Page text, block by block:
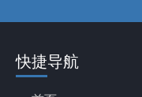
快捷导航